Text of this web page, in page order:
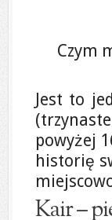
Czym
Jest to
powyżej
historię
Kair –